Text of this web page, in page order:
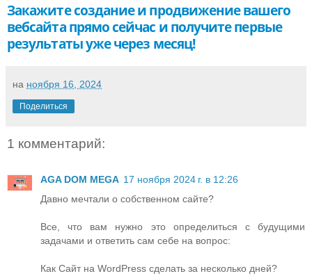
Закажите создание и продвижение вашего
вебсайта прямо сейчас и получите первые
результаты уже через месяц!
на ноября 16, 2024
Поделиться
1 комментарий:
AGA DOM MEGA 17 ноября 2024 г. в 12:26
Давно мечтали о собственном сайте?
Все, что вам нужно это определиться с будущими
задачами и ответить сам себе на вопрос:
Как Сайт на WordPress сделать за несколько дней?